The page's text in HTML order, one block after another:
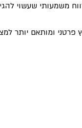
משמעותי שעשוי
פרטני ומותאם